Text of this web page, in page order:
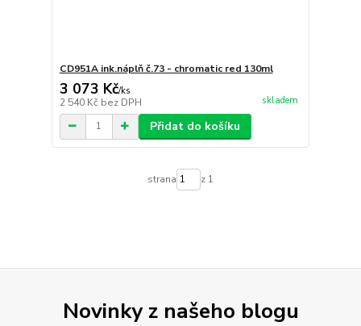
CD951A ink.náplň č.73 - chromatic red 130ml
3 073 Kč/ks
2 540 Kč bez DPH skladem
Přidat do košíku
strana z 1
Novinky z našeho blogu